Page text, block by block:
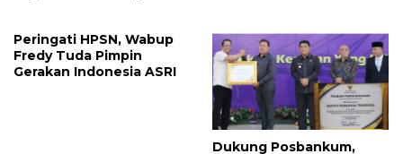
Sondakh
Peringati HPSN, Wabup
Fredy Tuda Pimpin
Gerakan Indonesia ASRI
Dukung Posbankum,